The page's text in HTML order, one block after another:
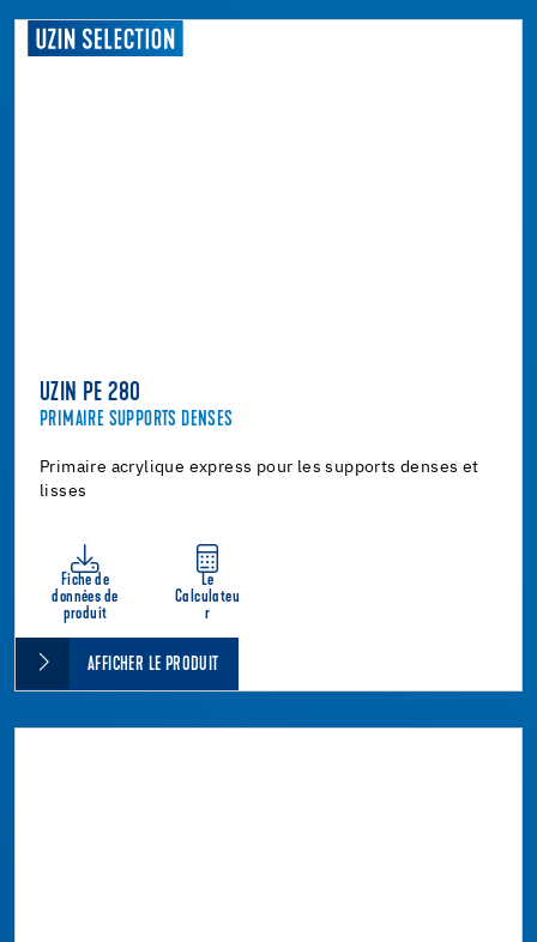
UZIN PE 280
PRIMAIRE SUPPORTS DENSES
Primaire acrylique express pour les supports denses et
lisses
Fiche de
données de
produit
Le
Calculateu
r
AFFICHER LE PRODUIT